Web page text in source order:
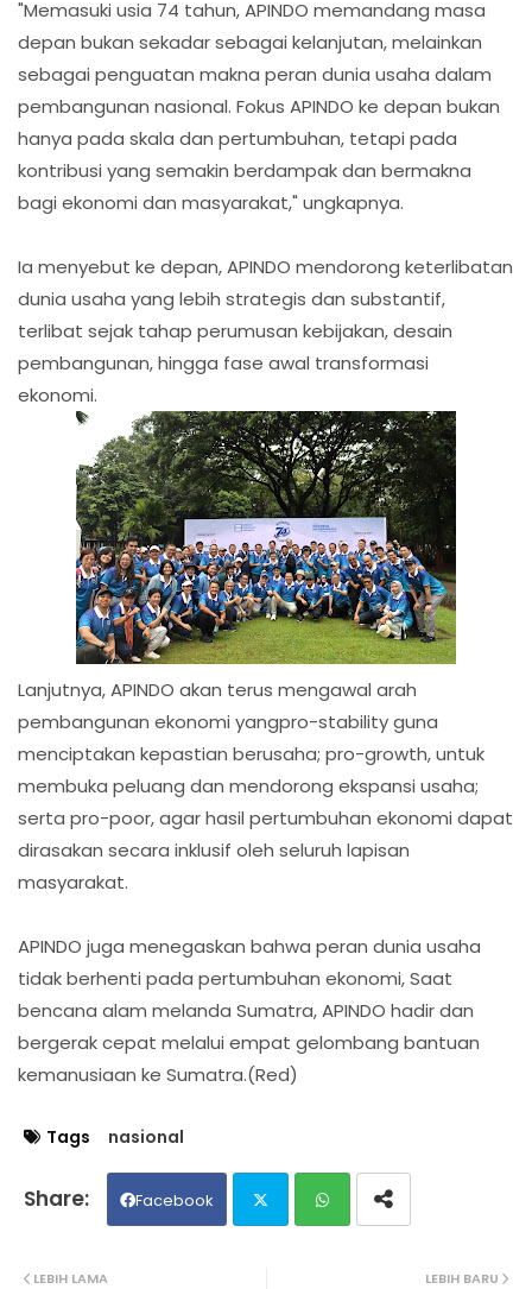
"Memasuki usia 74 tahun, APINDO memandang masa
depan bukan sekadar sebagai kelanjutan, melainkan
sebagai penguatan makna peran dunia usaha dalam
pembangunan nasional. Fokus APINDO ke depan bukan
hanya pada skala dan pertumbuhan, tetapi pada
kontribusi yang semakin berdampak dan bermakna
bagi ekonomi dan masyarakat," ungkapnya.
Ia menyebut ke depan, APINDO mendorong keterlibatan
dunia usaha yang lebih strategis dan substantif,
terlibat sejak tahap perumusan kebijakan, desain
pembangunan, hingga fase awal transformasi
ekonomi.
Lanjutnya, APINDO akan terus mengawal arah
pembangunan ekonomi yangpro-stability guna
menciptakan kepastian berusaha; pro-growth, untuk
membuka peluang dan mendorong ekspansi usaha;
serta pro-poor, agar hasil pertumbuhan ekonomi dapat
dirasakan secara inklusif oleh seluruh lapisan
masyarakat.
APINDO juga menegaskan bahwa peran dunia usaha
tidak berhenti pada pertumbuhan ekonomi, Saat
bencana alam melanda Sumatra, APINDO hadir dan
bergerak cepat melalui empat gelombang bantuan
kemanusiaan ke Sumatra.(Red)
Tags nasional
Facebook
LEBIH BARU
LEBIH LAMA